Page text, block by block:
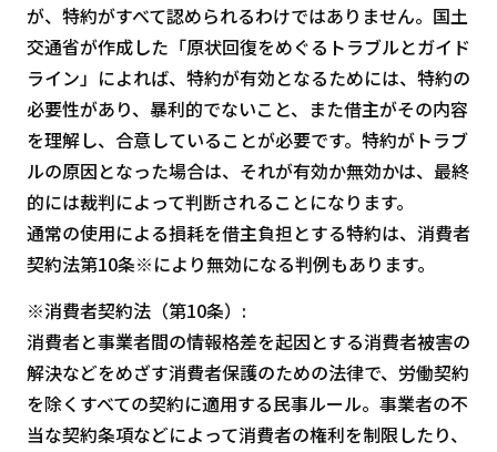
が、特約がすべて認められるわけではありません。国土
交通省が作成した「原状回復をめぐるトラブルとガイド
ライン」によれば、特約が有効となるためには、特約の
必要性があり、暴利的でないこと、また借主がその内容
を理解し、合意していることが必要です。特約がトラブ
ルの原因となった場合は、それが有効か無効かは、最終
的には裁判によって判断されることになります。
通常の使用による損耗を借主負担とする特約は、消費者
契約法第10条※により無効になる判例もあります。
※消費者契約法（第10条）:
消費者と事業者間の情報格差を起因とする消費者被害の
解決などをめざす消費者保護のための法律で、労働契約
を除くすべての契約に適用する民事ルール。事業者の不
当な契約条項などによって消費者の権利を制限したり、